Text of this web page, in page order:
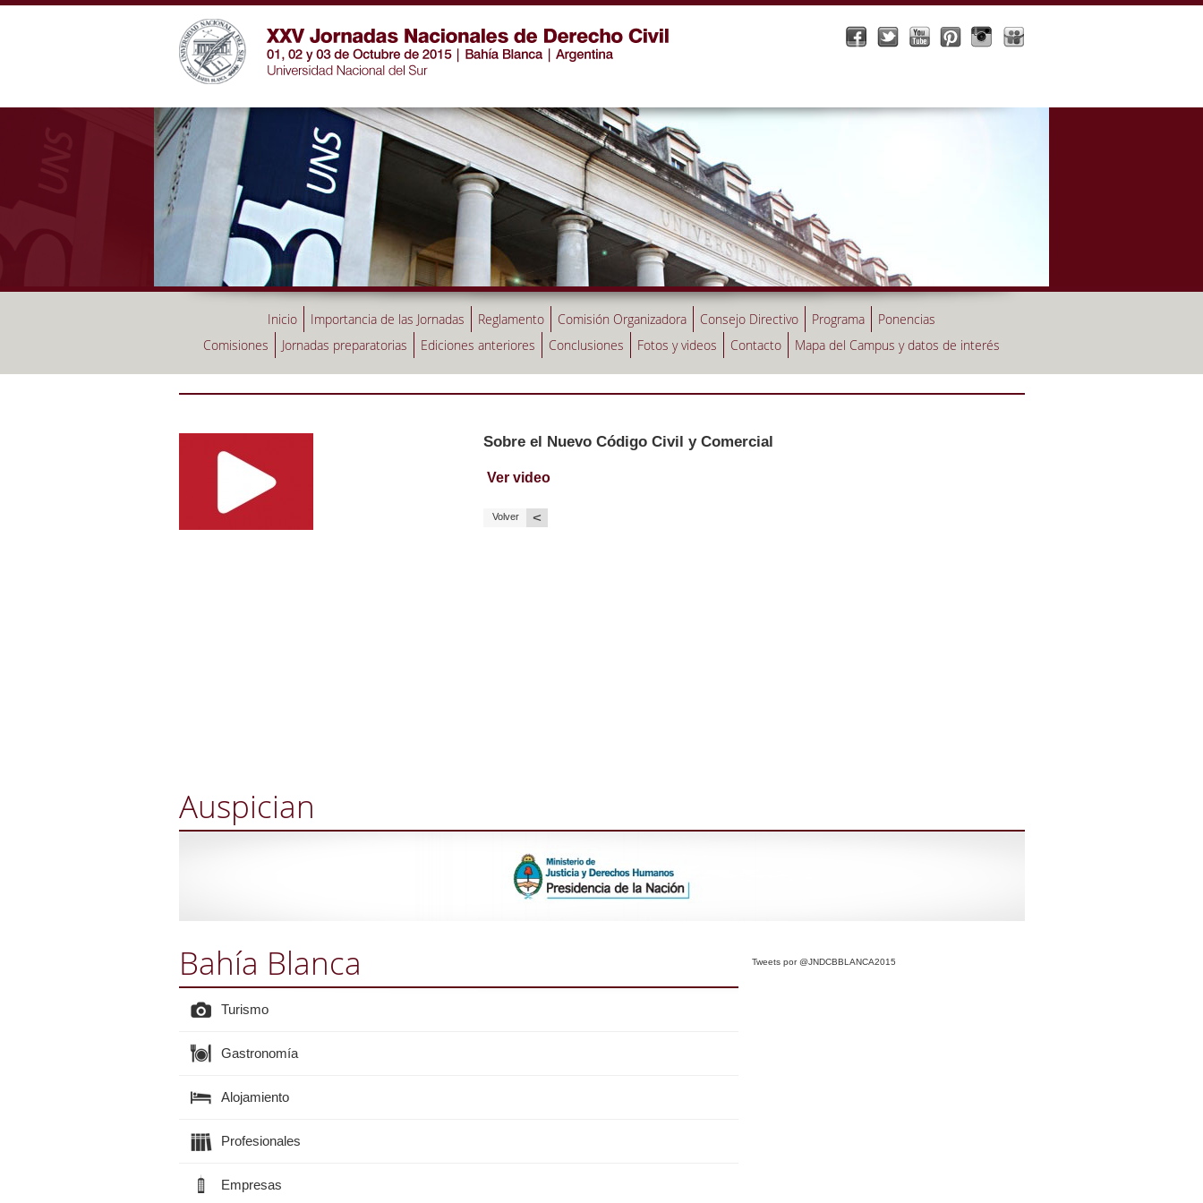
Inicio Importancia de las Jornadas Reglamento Comisión Organizadora Consejo Directivo Programa
Ponencias
Comisiones
Jornadas preparatorias Ediciones anteriores Conclusiones Fotos y videos Contacto Mapa del Campus y datos de interés
Sobre el Nuevo Código Civil y Comercial
Ver video
Volver <
Auspician
Bahía Blanca
Turismo
Gastronomía
Alojamiento
Profesionales
Empresas
Tweets por @JNDCBBLANCA2015